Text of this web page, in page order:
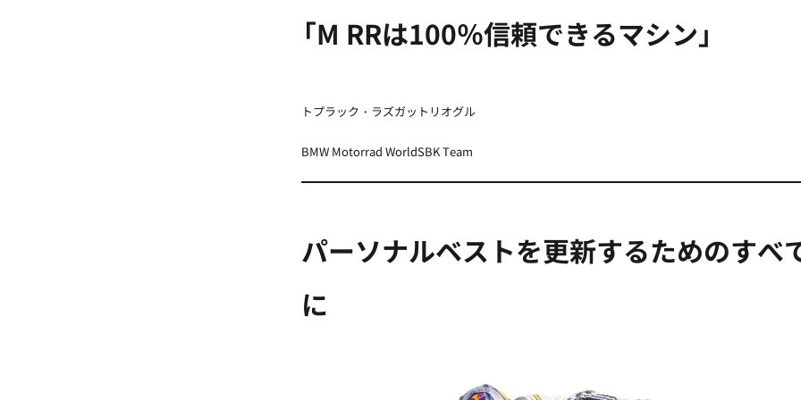
「M RRは100％信頼できるマシン」
トプラック・ラズガットリオグル
BMW Motorrad WorldSBK Team
パーソナルベストを更新するためのすべ
に